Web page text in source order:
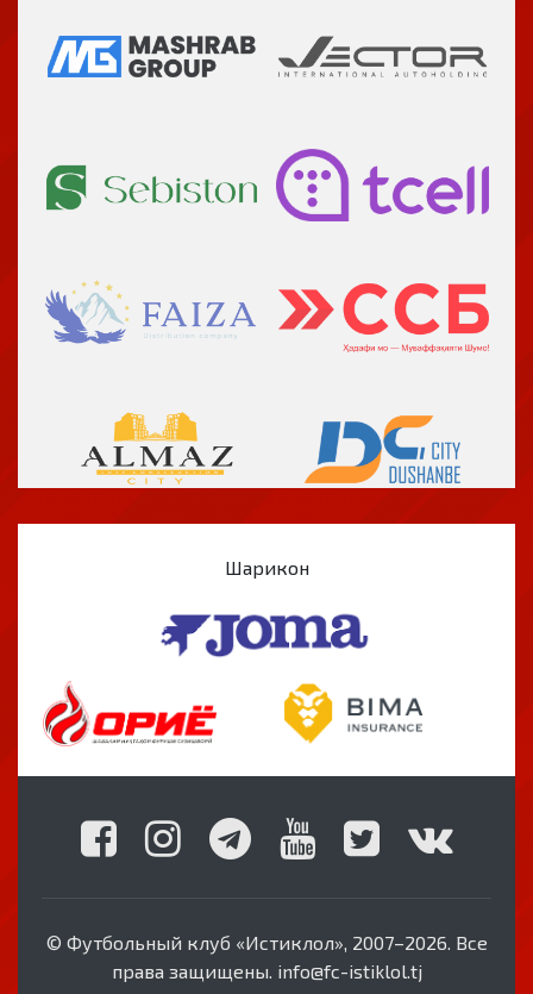
Шарикон
© Футбольный клуб «Истиклол», 2007–2026. Все
права защищены. info@fc-istiklol.tj